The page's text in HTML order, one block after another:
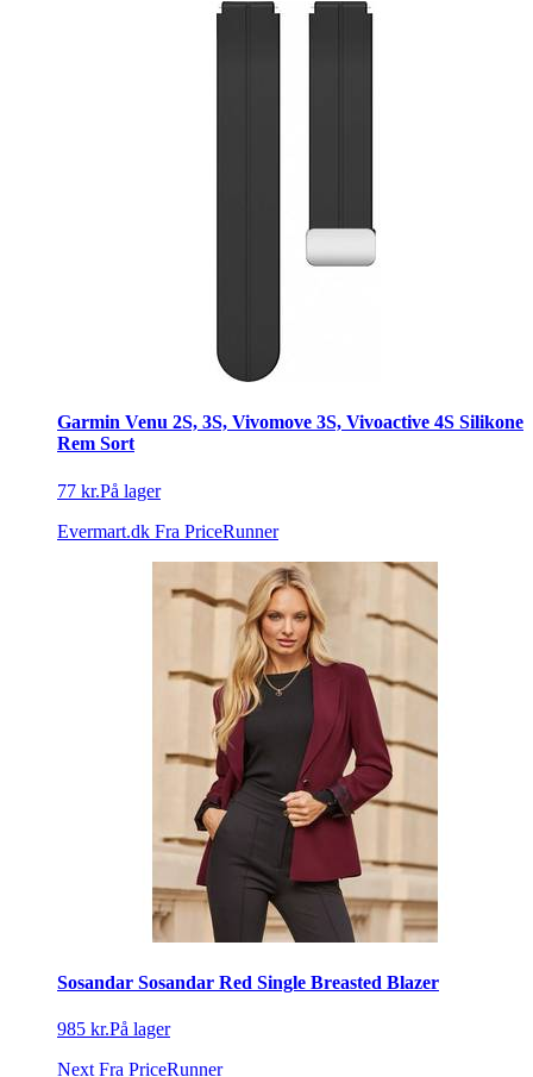
Garmin Venu 2S, 3S, Vivomove 3S, Vivoactive 4S Silikone
Rem Sort
77 kr.På lager
Evermart.dk Fra PriceRunner
Sosandar Sosandar Red Single Breasted Blazer
985 kr.På lager
Next Fra PriceRunner